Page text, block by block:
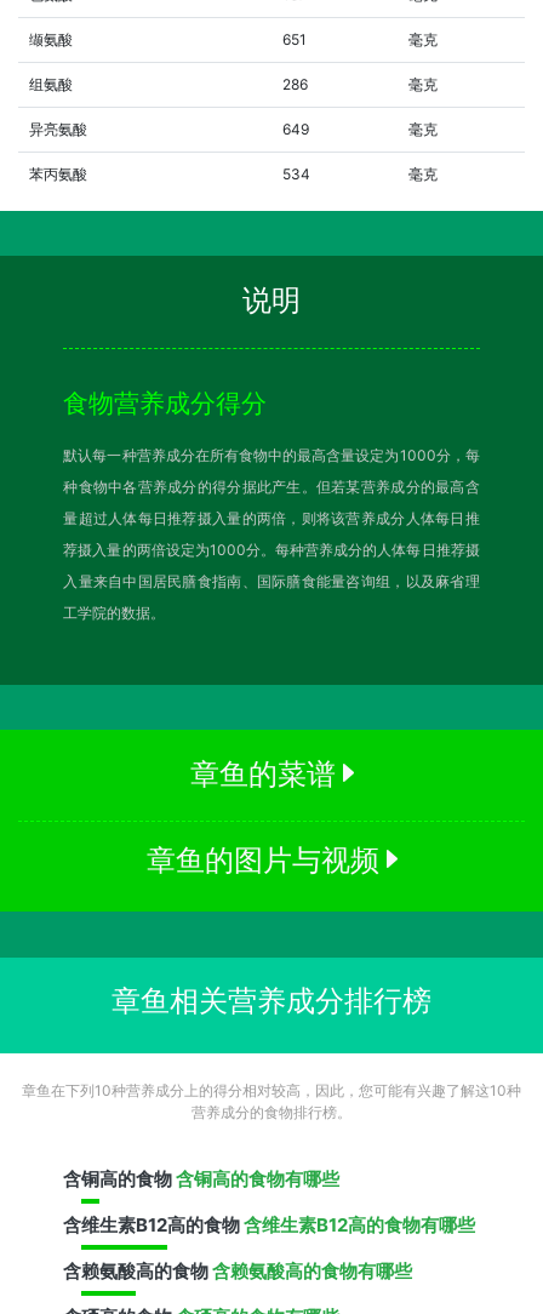
缬氨酸 651 毫克
组氨酸 286 毫克
异亮氨酸 649 毫克
苯丙氨酸 534 毫克
说明
食物营养成分得分
默认每一种营养成分在所有食物中的最高含量设定为1000分，每
种食物中各营养成分的得分据此产生。但若某营养成分的最高含
量超过人体每日推荐摄入量的两倍，则将该营养成分人体每日推
荐摄入量的两倍设定为1000分。每种营养成分的人体每日推荐摄
入量来自中国居民膳食指南、国际膳食能量咨询组，以及麻省理
工学院的数据。
章鱼的菜谱
章鱼的图片与视频
章鱼相关营养成分排行榜
章鱼在下列10种营养成分上的得分相对较高，因此，您可能有兴趣了解这10种
营养成分的食物排行榜。
含铜高的食物含铜高的食物有哪些
含维生素B12高的食物含维生素B12高的食物有哪些
含赖氨酸高的食物含赖氨酸高的食物有哪些